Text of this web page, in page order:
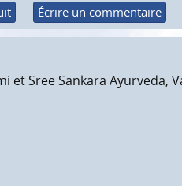
Écrire un commentaire
Sree Sankara Ayurveda,